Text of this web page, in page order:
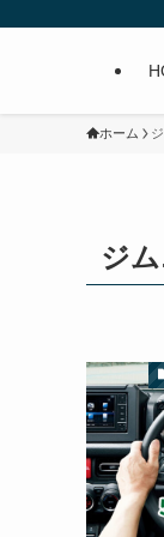
ホーム
ジ